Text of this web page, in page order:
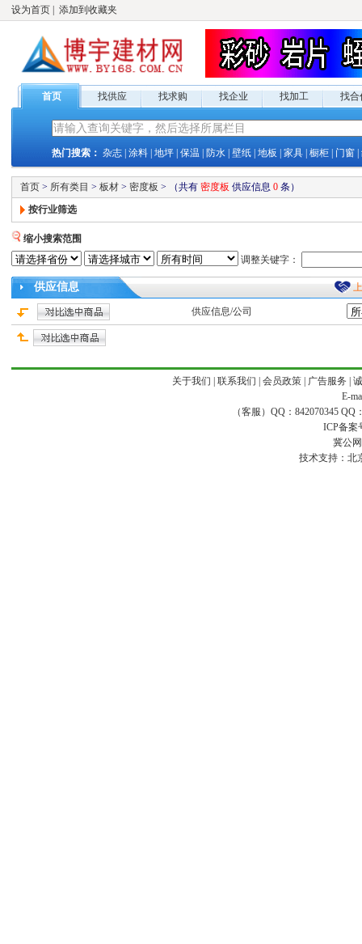
设为首页 添加到收藏夹
首页 找供应 找求购 找企业 找加工 找合
热门搜索： 杂志 涂料 地坪 保温 防水 壁纸 地板 家具 橱柜 门窗
首页 > 所有类目 > 板材 > 密度板 > （共有 密度板 供应信息 0 条）
按行业筛选
缩小搜索范围
调整关键字：
供应信息
供应信息/公司
关于我们 联系我们 会员政策| 广告服务
E-
（客服）QQ：842070345 QQ
ICP备案
冀公
技术支持： 北